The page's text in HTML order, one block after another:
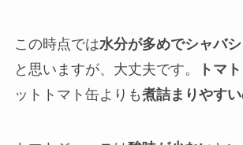
この時点では水分が多めでシャバ
と思いますが、大丈夫です。
トマ
ットトマト缶よりも煮詰まりやすい